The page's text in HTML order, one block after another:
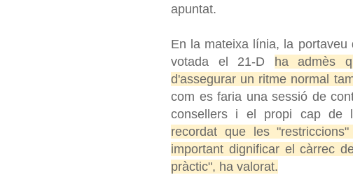
apuntat.
En la mateixa línia, la
votada el 21-D
ha admès
d'assegurar un ritme normal
com es faria una sessió de
consellers i el propi cap de
recordat que les
important dignificar el càrrec
pràctic", ha valorat.